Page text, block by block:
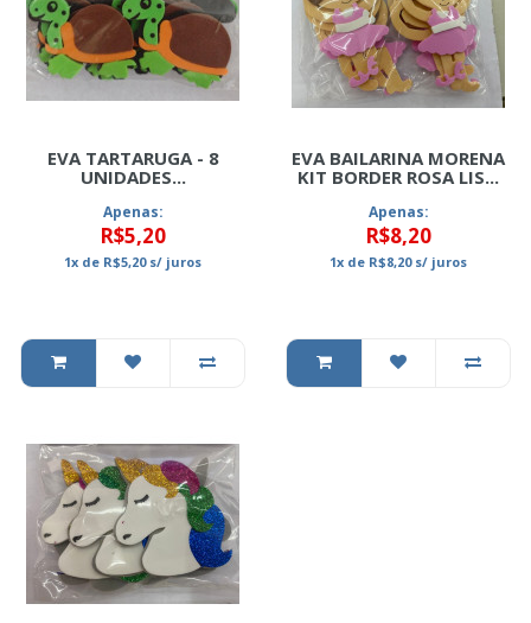
EVA TARTARUGA - 8
UNIDADES...
Apenas:
R$5,20
1x de R$5,20s/ juros
EVA BAILARINA MORENA
KIT BORDER ROSA LIS...
Apenas:
R$8,20
1x de R$8,20s/ juros